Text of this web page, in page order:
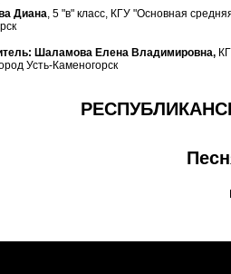
Диана , 5 "в" класс, КГУ "Основная
Шаламова Елена Владимировна,
Усть-Каменогорск